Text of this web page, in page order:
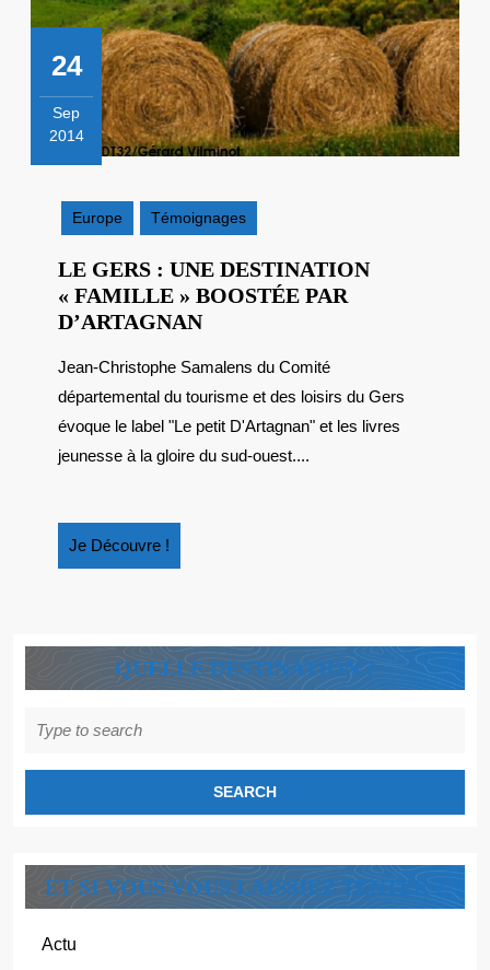
24
Sep
2014
2014
Europe
Témoignages
LE GERS : UNE DESTINATION
« FAMILLE » BOOSTÉE PAR
D’ARTAGNANLE
:
UNE
DESTINATION
« FAMILLE »
Jean-Christophe Samalens du Comité
départemental du tourisme et des loisirs du Gers
évoque le label "Le petit D'Artagnan" et les livres
jeunesse à la gloire du sud-ouest....
Je Découvre !
Découvre
QUELLE DESTINATION ?
for:
ET SI VOUS VOUS LAISSIEZ TENTER ?
Actu